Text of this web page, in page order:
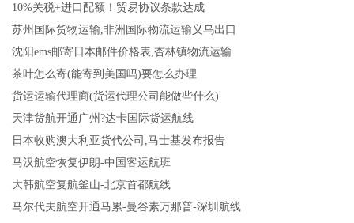
10%关税+进口配额！贸易协议条款达成
苏州国际货物运输,非洲国际物流运输义乌出口
沈阳ems邮寄日本邮件价格表,杏林镇物流运输
茶叶怎么寄(能寄到美国吗)要怎么办理
货运运输代理商(货运代理公司能做些什么)
天津货航开通广州?达卡国际货运航线
日本收购澳大利亚货代公司,马士基发布报告
马汉航空恢复伊朗-中国客运航班
大韩航空复航釜山-北京首都航线
马尔代夫航空开通马累-曼谷素万那普-深圳航线